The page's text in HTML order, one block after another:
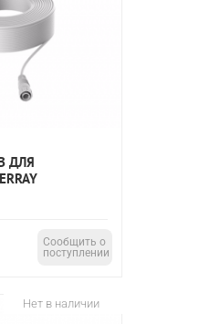
ДЛЯ
Сообщить о
поступлении
Нет в наличии